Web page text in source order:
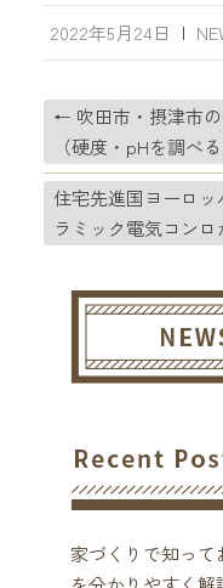
2022年5月24日 |
← 吹田市・摂津市
（硬度・pHを調べる
住宅先進国ヨーロ
ラミック電気コン
家づくりで知っ